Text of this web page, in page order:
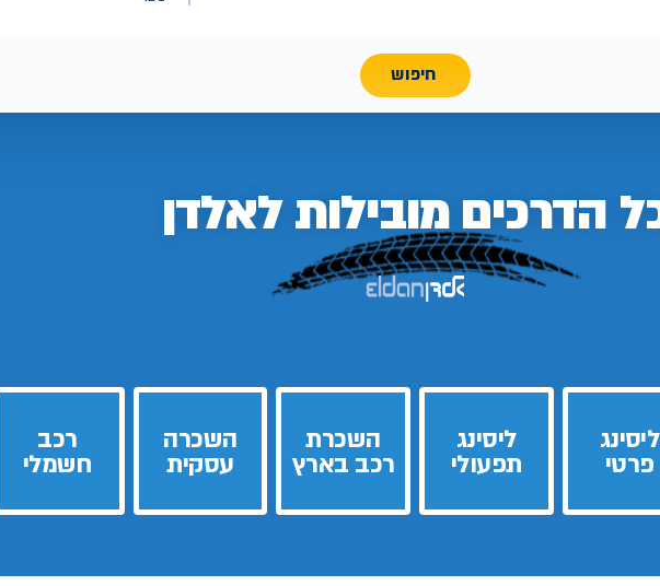
חיפוש
הדרכיםמובילות לאלדן
ליסינג
פרטי
ליסינג
תפעולי
השכרת
רכב בארץ
השכרה
עסקית
רכב
חשמלי